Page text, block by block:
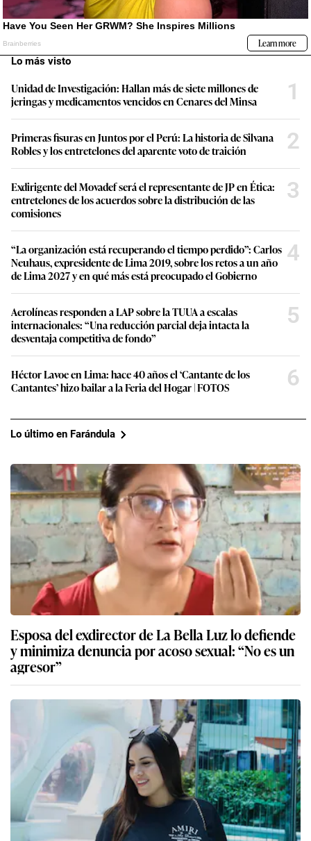
Lo más visto
Unidad de Investigación: Hallan más de siete millones de
jeringas y medicamentos vencidos en Cenares del Minsa
1
Primeras fisuras en Juntos por el Perú: La historia de Silvana
Robles y los entretelones del aparente voto de traición
2
Exdirigente del Movadef será el representante de JP en Ética:
entretelones de los acuerdos sobre la distribución de las
comisiones
3
“La organización está recuperando el tiempo perdido”: Carlos
Neuhaus, expresidente de Lima 2019, sobre los retos a un año
de Lima 2027 y en qué más está preocupado el Gobierno
4
Aerolíneas responden a LAP sobre la TUUA a escalas
internacionales: “Una reducción parcial deja intacta la
desventaja competitiva de fondo”
5
Héctor Lavoe en Lima: hace 40 años el ‘Cantante de los
Cantantes’ hizo bailar a la Feria del Hogar | FOTOS
6
Lo último en Farándula
Esposa del exdirector de La Bella Luz lo defiende
y minimiza denuncia por acoso sexual: “No es un
agresor”